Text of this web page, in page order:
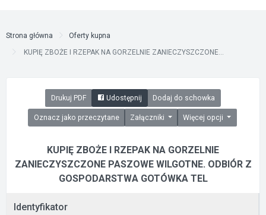
Strona główna
Oferty kupna
KUPIĘ ZBOŻE I RZEPAK NA GORZELNIE ZANIECZYSZCZONE...
Drukuj PDF Udostępnij Dodaj do schowka
Oznacz jako przeczytane Załączniki Więcej opcji
KUPIĘ ZBOŻE I RZEPAK NA GORZELNIE
ZANIECZYSZCZONE PASZOWE WILGOTNE. ODBIÓR Z
GOSPODARSTWA GOTÓWKA TEL
Identyfikator